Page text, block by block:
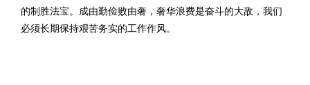
的制胜法宝。成由勤俭败由奢，奢华浪费是奋斗的大敌，我们
必须长期保持艰苦务实的工作作风。